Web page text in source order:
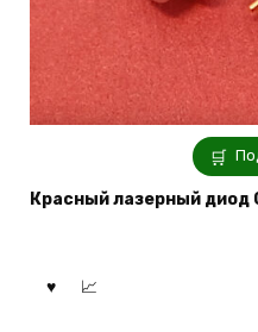
Красный лазерный диод